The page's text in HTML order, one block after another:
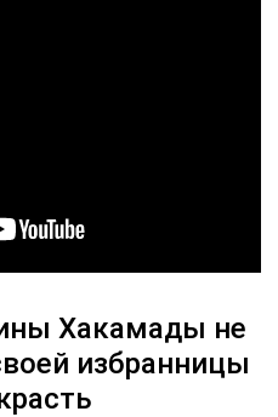
Хакамады не
избранницы